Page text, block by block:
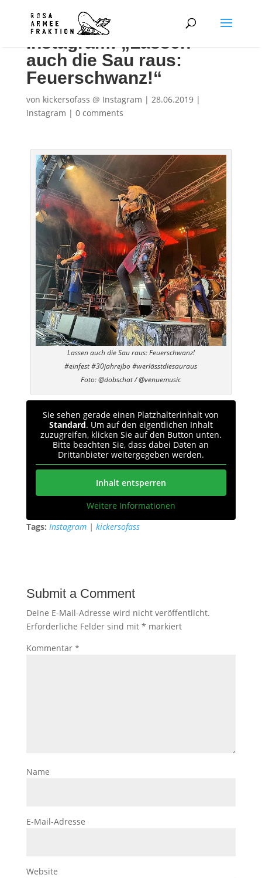
Instagram: „Lassen
auch die Sau raus:
Feuerschwanz!“
von kickersofass @ Instagram | 28.06.2019|
Instagram | 0 comments
Lassen auch die Sau raus: Feuerschwanz!
#einfest #30jahrejbo #werlässtdiesauraus
Foto: @dobschat / @venuemusic
Sie sehen gerade einen Platzhalterinhalt von
Standard. Um auf den eigentlichen Inhalt
zuzugreifen, klicken Sie auf den Button unten.
Bitte beachten Sie, dass dabei Daten an
Drittanbieter weitergegeben werden.
Inhalt entsperren
Weitere Informationen
Tags: Instagram| kickersofass
Submit a Comment
Deine E-Mail-Adresse wird nicht veröffentlicht.
Erforderliche Felder sind mit * markiert
Kommentar *
Name
E-Mail-Adresse
Website